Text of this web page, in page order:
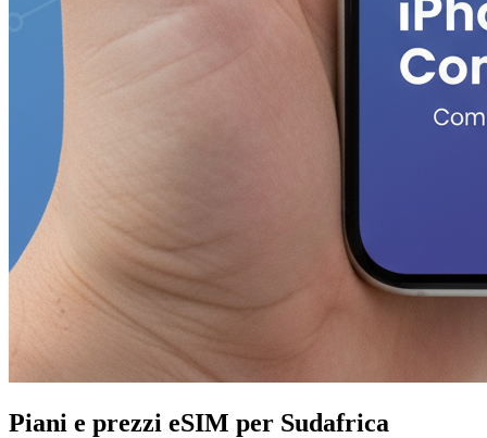
Piani e prezzi eSIM per Sudafrica